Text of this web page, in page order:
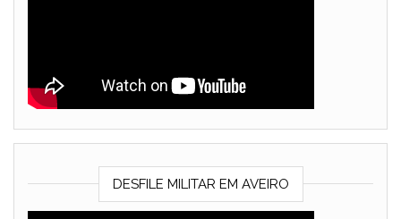
DESFILE MILITAR EM AVEIRO